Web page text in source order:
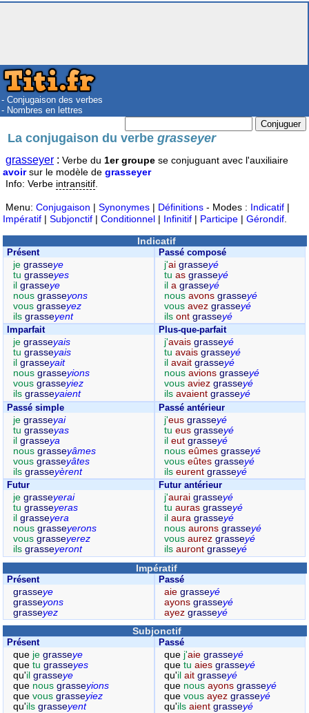
- Conjugaison des verbes
- Nombres en lettres
La conjugaison du verbegrasseyer
grasseyer : Verbe du 1er groupe se conjuguant avec l'auxiliaire
avoirsur le modèle de grasseyer
Info: Verbe intransitif
Menu: Conjugaison | Synonymes | Définitions - Modes : Indicatif |
Impératif | Subjonctif | Conditionnel | Infinitif | Participe | Gérondif
Indicatif
Présent
je grasseye
tu grasseyes
il grasseye
nous grasseyons
vous grasseyez
ils grasseyent
Passé composé
j'ai grasseyé
tuas grasseyé
ila grasseyé
nousavons grasseyé
vousavez grasseyé
ilsont grasseyé
Imparfait
je grasseyais
tu grasseyais
il grasseyait
nous grasseyions
vous grasseyiez
ils grasseyaient
Plus-que-parfait
j'avais grasseyé
tuavais grasseyé
ilavait grasseyé
nousavions grasseyé
vousaviez grasseyé
ilsavaient grasseyé
Passé simple
je grasseyai
tu grasseyas
il grasseya
nous grasseyâmes
vous grasseyâtes
ils grasseyèrent
Passé antérieur
j'eus grasseyé
tueus grasseyé
ileut grasseyé
nouseûmes grasseyé
vouseûtes grasseyé
ilseurent grasseyé
Futur
je grasseyerai
tu grasseyeras
il grasseyera
nous grasseyerons
vous grasseyerez
ils grasseyeront
Futur antérieur
j'aurai grasseyé
tuauras grasseyé
ilaura grasseyé
nousaurons grasseyé
vousaurez grasseyé
ilsauront grasseyé
Impératif
Présent
grasseye
grasseyons
grasseyez
Passé
aie grasseyé
ayons grasseyé
ayez grasseyé
Subjonctif
Présent
que je grasseye
que tu grasseyes
qu'il grasseye
que nous grasseyions
que vous grasseyiez
qu'ils grasseyent
Passé
que j'aie grasseyé
quetuaies grasseyé
qu'ilait grasseyé
que nousayons grasseyé
quevousayez grasseyé
qu'ilsaient grasseyé